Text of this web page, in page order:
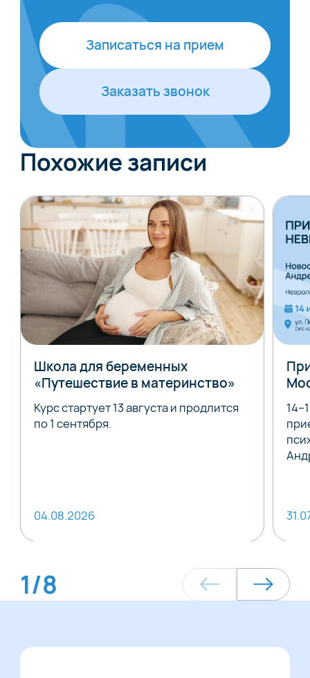
Записаться на прием
Заказать звонок
Похожие записи
Школа для беременных
«Путешествие в материнство»
Курс стартует 13 августа и продлится
по 1 сентября.
04.08.2026
1/8